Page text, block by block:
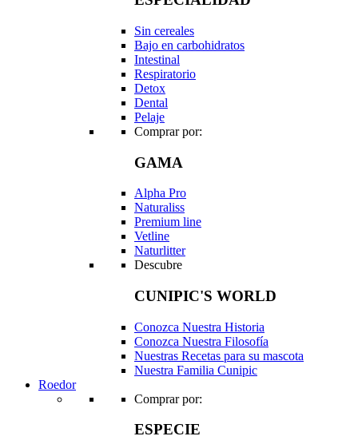
Sin cereales
Bajo en carbohidratos
Intestinal
Respiratorio
Detox
Dental
Pelaje
Comprar por:
GAMA
Alpha Pro
Naturaliss
Premium line
Vetline
Naturlitter
Descubre
CUNIPIC'S WORLD
Conozca Nuestra Historia
Conozca Nuestra Filosofía
Nuestras Recetas para su mascota
Nuestra Familia Cunipic
Roedor
Comprar por:
ESPECIE